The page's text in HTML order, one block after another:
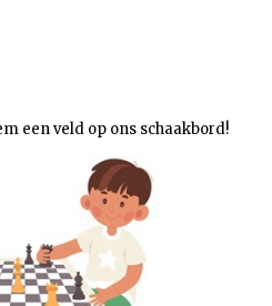
een veld op ons schaakbord!